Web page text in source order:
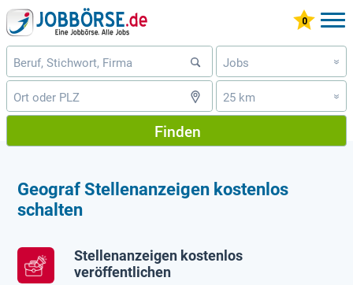
Jobs »
25 km »
Finden
Geograf Stellenanzeigen kostenlos
schalten
Stellenanzeigen kostenlos
veröffentlichen